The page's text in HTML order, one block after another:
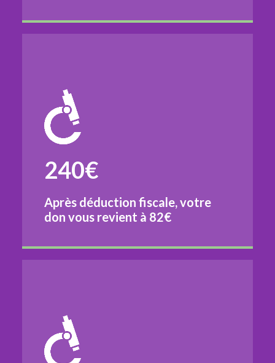
240€
Après déduction fiscale, votre
don vous revient à 82€